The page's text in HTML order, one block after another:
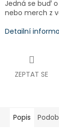
Jedná se buď
nebo merch z
Detailní
ZEPTAT SE
Popis